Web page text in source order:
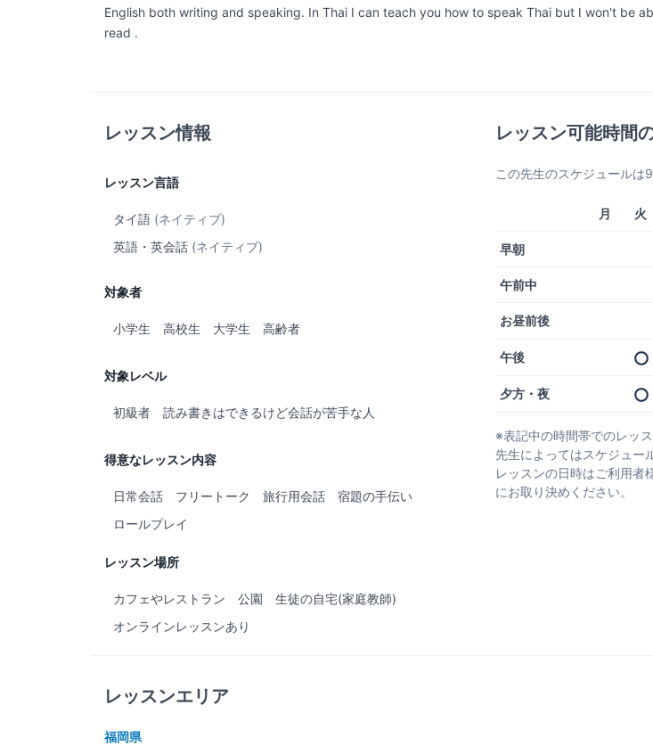
English both writing and speaking. In Thai I can teach you how to speak Thai but I won't be
read .
レッスン情報
レッスン言語
タイ語 (ネイティブ)
英語・英会話 (ネイティブ)
対象者
小学生 高校生 大学生 高齢者
対象レベル
初級者 読み書きはできるけど会話が苦手な人
得意なレッスン内容
日常会話 フリートーク 旅行用会話
宿題の手伝い
ロールプレイ
レッスン場所
カフェやレストラン 公園
生徒の自宅(家庭教師)
オンラインレッスンあり
レッスン可能時間
この先生のスケジュールは
月 火
早朝
午前中
お昼前後
午後
夕方・夜
※表記中の時間帯でのレッ
先生によってはスケジュー
レッスンの日時はご利用者
にお取り決めください。
レッスンエリア
福岡県